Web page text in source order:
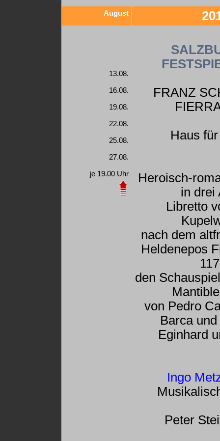
August
13.08.
16.08.
19.08.
22.08.
25.08.
27.08.
je 19.00 Uhr
FRANZ
Haus
Heroisch-
in drei
Libretto
nach dem
Heldenepos
den
von Pedro
Barca
Eginhard
Ingo
Peter